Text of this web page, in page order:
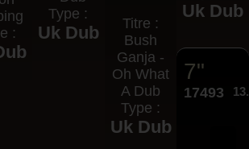
:
Type :
Uk Dub
Titre :
Bush
Ganja -
Oh What
A Dub
Type :
Uk Dub
Uk Dub
7"
17493